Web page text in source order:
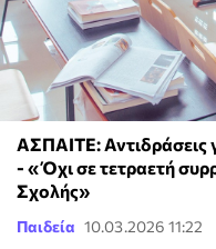
ΑΣΠΑΙΤΕ: Αντιδράσεις
- « Όχι σε τετραετή
Σχολής»
Παιδεία 10.03.2026 11:22